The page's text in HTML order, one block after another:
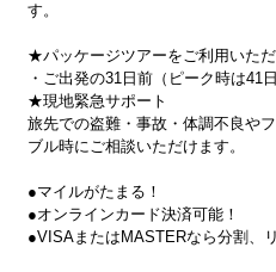
す。
★パッケージツアーをご利用いた
・ご出発の31日前（ピーク時は41
★現地緊急サポート
旅先での盗難・事故・体調不良や
ブル時にご相談いただけます。
●マイルがたまる！
●オンラインカード決済可能！
●VISAまたはMASTERなら分割、